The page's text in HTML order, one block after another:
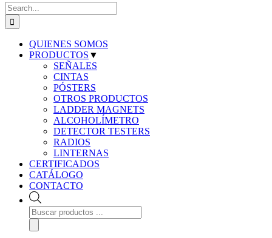
Search
for:
QUIENES SOMOS
PRODUCTOS ▼
SEÑALES
CINTAS
PÓSTERS
OTROS PRODUCTOS
LADDER MAGNETS
ALCOHOLÍMETRO
DETECTOR TESTERS
RADIOS
LINTERNAS
CERTIFICADOS
CATÁLOGO
CONTACTO
Búsqueda
de
productos